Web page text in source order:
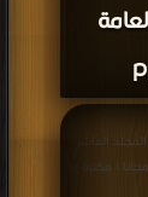
العاشر: